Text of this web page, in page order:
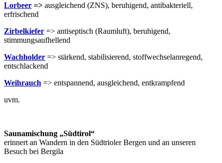
Lorbeer => ausgleichend (ZNS), beruhigend, antibakteriell,
erfrischend
Zirbelkiefer => antiseptisch (Raumluft), beruhigend,
stimmungsaufhellend
Wachholder => stärkend, stabilisierend, stoffwechselanregend,
entschlackend
Weihrauch => entspannend, ausgleichend, entkrampfend
uvm.
Saunamischung „Südtirol“
erinnert an Wandern in den Südtrioler Bergen und an unseren
Besuch bei Bergila